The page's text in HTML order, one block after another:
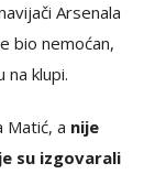
Arsenala
bio nemoćan,
klupi.
Matić, a nije
su izgovarali